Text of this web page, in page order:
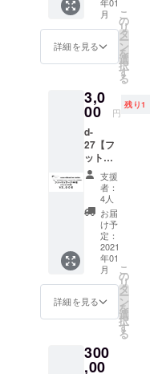
い。
載のチ
ケット
を送付
いたし
ます。 *
トメー
ルを受
取後、
購入者
様から
cyoka
hair
salon様
へ予約
をお願
いいた
しま
す。 *
キャン
セルを
場合
は、返
のでご
了承く
込み価
格で
す。 *購
入後、1
号を記
載のチ
メール
を送付
いたし
ます。 *
チケッ
トメー
ルを受
取後、
購入者
様から
cyoka
hair
salon様
へ予約
をお願
す。 *
キャン
け1月に
オープ
ン予定
の「una
様から
ご協力
のお声
がけを
いただ
き、
ヘッド
マッ
サージ
20分の
チケッ
トを出
品いた
だきま
した！
https://i
nstagra
m.com/
una_rel
_salon?
igshid=l
Dr.drive
267川内
店ssを
ご利用
される
方限定
供とな
りま
す。 薩
摩川内
市中郷
町の株
式会社
TANAK
A、
Dr.drive
267川内
店ss内
に 年明
け1月に
オープ
ン予定
の「una
様から
ご協力
月
詳細を見る
こ
の
リ
タ
ー
ン
を
選
択
す
る
3,0
00 円
残り1
d-
27【フ
ット
マッ
サージ
40分
（フッ
トバス
付）】
※株式会
TANAK
A、
Dr.drive
267川内
店ssを
される
方限定
支援
者：
4人
お届
け予
定：
2021
年01
月
詳細を見る
こ
の
リ
タ
ー
ン
を
選
択
す
る
300
,00